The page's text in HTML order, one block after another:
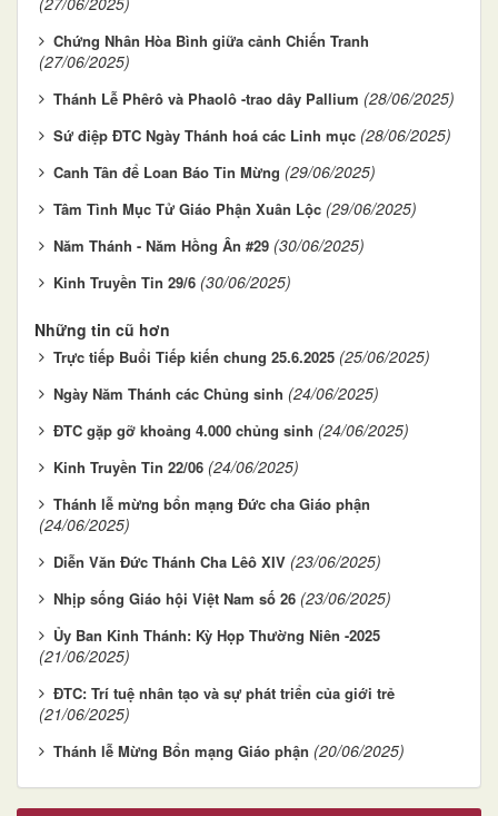
Chứng Nhân Hòa Bình giữa cảnh Chiến Tranh
(27/06/2025)
Thánh Lễ Phêrô và Phaolô -trao dây Pallium (28/06/2025)
Sứ điệp ĐTC Ngày Thánh hoá các Linh mục (28/06/2025)
Canh Tân để Loan Báo Tin Mừng (29/06/2025)
Tâm Tình Mục Tử Giáo Phận Xuân Lộc (29/06/2025)
Năm Thánh - Năm Hồng Ân #29 (30/06/2025)
Kinh Truyền Tin 29/6 (30/06/2025)
Những tin cũ hơn
Trực tiếp Buổi Tiếp kiến chung 25.6.2025 (25/06/2025)
Ngày Năm Thánh các Chủng sinh (24/06/2025)
ĐTC gặp gỡ khoảng 4.000 chủng sinh (24/06/2025)
Kinh Truyền Tin 22/06 (24/06/2025)
Thánh lễ mừng bổn mạng Đức cha Giáo phận
(24/06/2025)
Diễn Văn Đức Thánh Cha Lêô XIV (23/06/2025)
Nhịp sống Giáo hội Việt Nam số 26 (23/06/2025)
Ủy Ban Kinh Thánh: Kỳ Họp Thường Niên -2025
(21/06/2025)
ĐTC: Trí tuệ nhân tạo và sự phát triển của giới trẻ
(21/06/2025)
Thánh lễ Mừng Bổn mạng Giáo phận (20/06/2025)